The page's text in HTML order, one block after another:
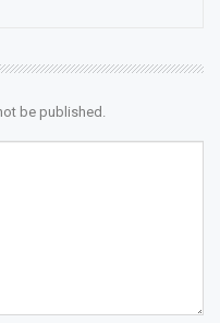
be published.